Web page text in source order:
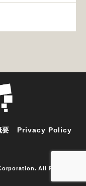
要 Privacy Policy
All Rights